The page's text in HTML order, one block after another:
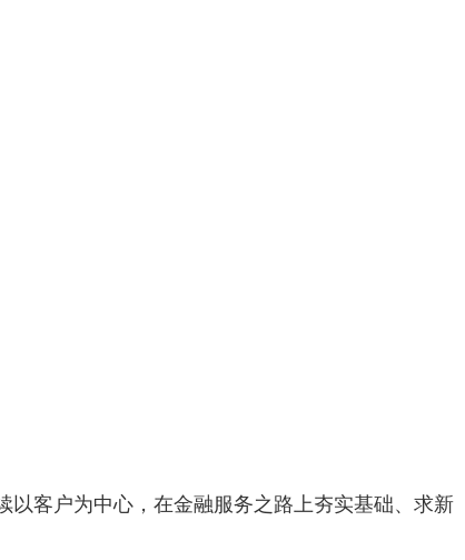
客户为中心，在金融服务之路上夯实基础、求新